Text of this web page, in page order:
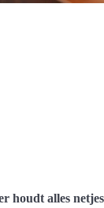
houdt alles